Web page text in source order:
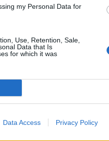
my Personal Data for
Use, Retention, Sale,
Data that Is
for which it was
Data Access Privacy Policy
na opamiętanie
pozostaje on formalnie
To samo dotyczy
Ale już niedługo. – Dla
się w zgodzie i z klasą – mówi
dyscyplinarny PiS.